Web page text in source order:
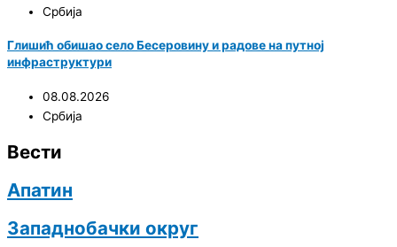
Србија
Глишић обишао село Бесеровину и радове на путној
инфраструктури
08.08.2026
Србија
Вести
Апатин
Западнобачки округ